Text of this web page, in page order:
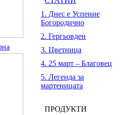
1. Днес е Успение
Богородично
2. Гергьовден
3. Цветница
4. 25 март – Благовец
5. Легенда за
мартеницата
ПРОДУКТИ